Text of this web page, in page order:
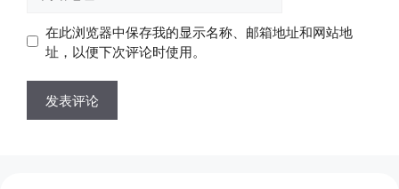
址
址
在此浏览器中保存我的显示名称、邮箱地址和网站地
址，以便下次评论时使用。